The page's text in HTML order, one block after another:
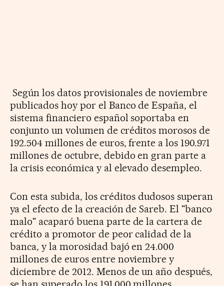
Según los datos provisionales de noviembre
publicados hoy por el Banco de España, el
sistema financiero español soportaba en
conjunto un volumen de créditos morosos de
192.504 millones de euros, frente a los 190.971
millones de octubre, debido en gran parte a
la crisis económica y al elevado desempleo.
Con esta subida, los créditos dudosos superan
ya el efecto de la creación de Sareb. El "banco
malo" acaparó buena parte de la cartera de
crédito a promotor de peor calidad de la
banca, y la morosidad bajó en 24.000
millones de euros entre noviembre y
diciembre de 2012. Menos de un año después,